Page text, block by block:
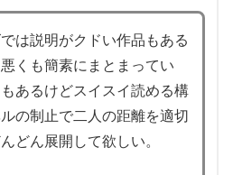
は説明がクドい作品もある
くも簡素にまとまってい
あるけどスイスイ読める構
の制止で二人の距離を適切
どん展開して欲しい。